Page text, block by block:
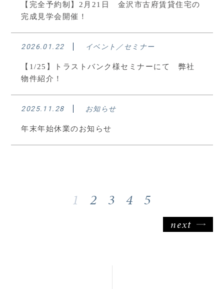
【完全予約制】2月21日 金沢市古府賃貸住宅の
完成見学会開催！
2026.01.22 イベント／セミナー
【1/25】トラストバンク様セミナーにて 弊社
物件紹介！
2025.11.28 お知らせ
年末年始休業のお知らせ
1 2 3 4 5
next